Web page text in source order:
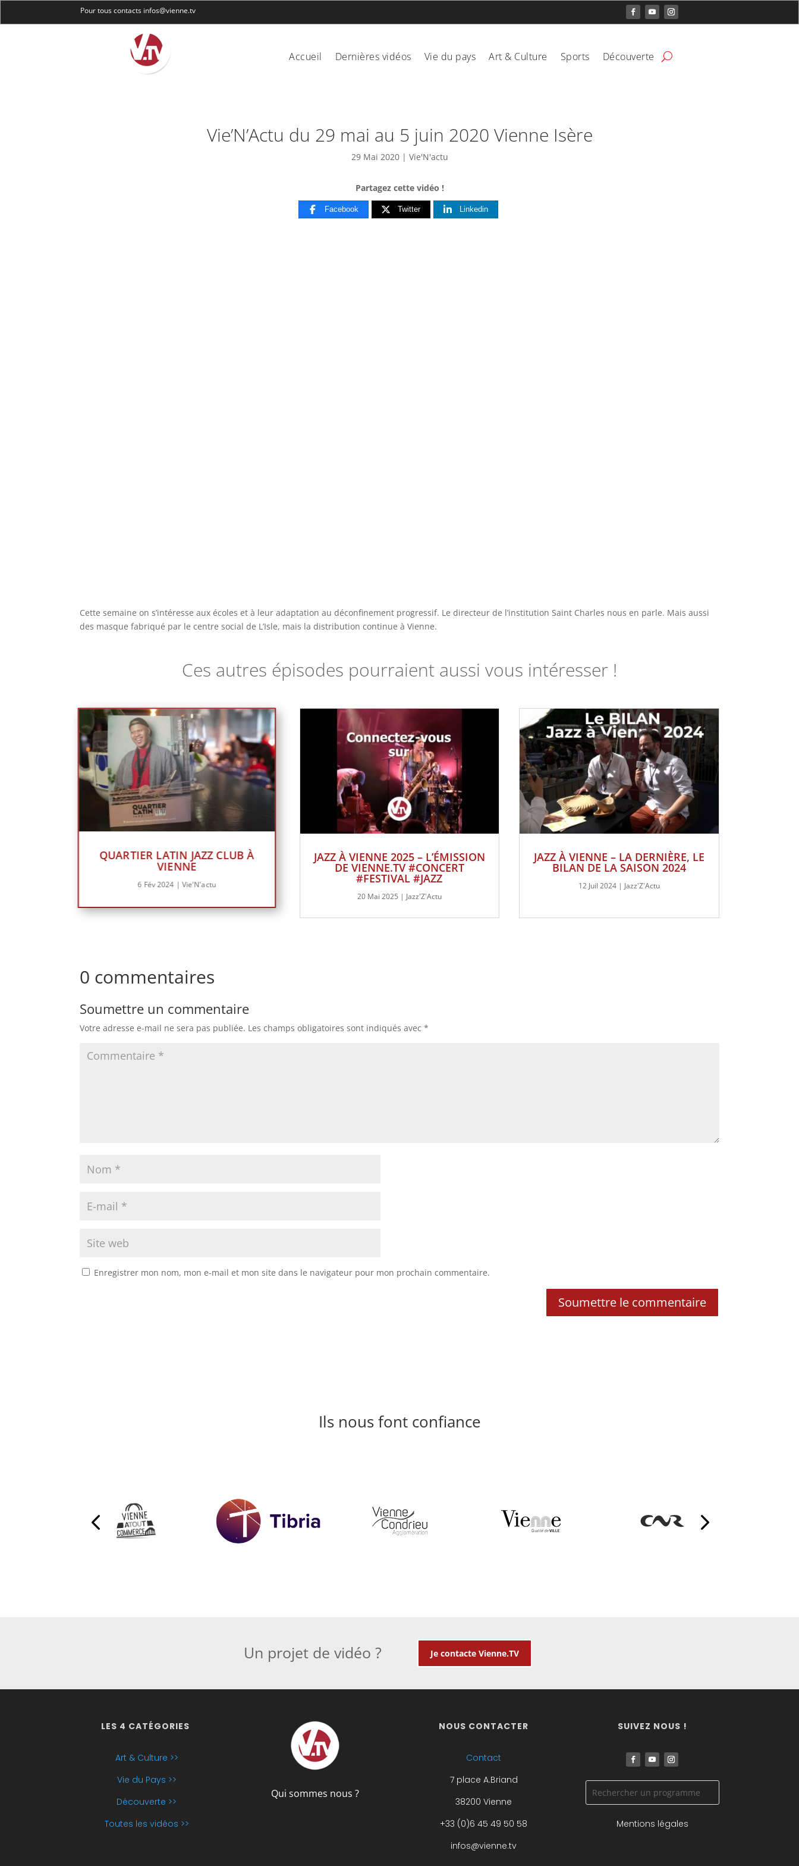
Pour tous contacts infos@vienne.tv
Accueil Dernières vidéos Vie du pays Art & Culture Sports Découverte
Vie’N’Actu du 29 mai au 5 juin 2020 Vienne Isère
29 Mai 2020| Vie'N'actu
Partagez cette vidéo !
Facebook Twitter Linkedin
Cette semaine on s’intéresse aux écoles et à leur adaptation au déconfinement progressif. Le directeur de l’institution Saint Charles nousen parle. Mais aussi
des masque fabriqué par le centre social de L’Isle, mais la distribution continue à Vienne.
Ces autres épisodes pourraient aussi vous intéresser !
QUARTIER LATIN JAZZ CLUB À
VIENNE
6 Fév 2024 |Vie'N'actu
JAZZ À VIENNE 2025 – L’ÉMISSION
DE VIENNE.TV #CONCERT
#FESTIVAL #JAZZ
20 Mai 2025 | Jazz'Z'Actu
JAZZ À VIENNE – LA DERNIÈRE, LE
BILAN DE LA SAISON 2024
12 Juil 2024| Jazz'Z'Actu
0 commentaires
Soumettre un commentaire
Votre adresse e-mail ne sera pas publiée. Les champs obligatoires sont indiqués avec*
Enregistrer mon nom, mon e-mail et mon site dans le navigateur pour mon prochain commentaire.
Soumettre le commentaire
Ils nous font confiance
Un projet de vidéo ? Je contacte Vienne.TV
LES 4 CATÉGORIES
Art & Culture >>
Vie du Pays >>
Découverte >>
Toutes les vidéos >>
Qui sommes nous ?
NOUS CONTACTER
Contact
7 place A.Briand
38200 Vienne
+33 (0)6 45 49 50 58
infos@vienne.tv
SUIVEZ NOUS !
Mentions légales